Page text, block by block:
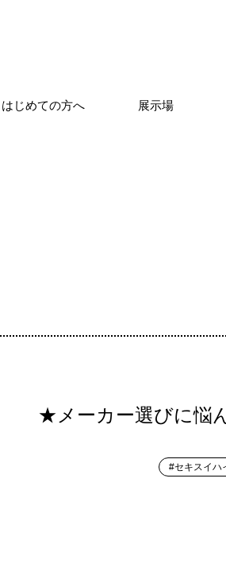
はじめての方へ 展示場
★メーカー選びに悩
#セキスイハ